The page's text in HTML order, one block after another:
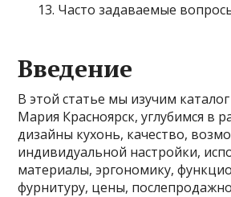
Часто задаваемые
Введение
В этой статье мы изучим
Мария Красноярск, углубимся в
дизайны кухонь, качество,
индивидуальной настройки,
материалы, эргономику,
фурнитуру, цены,